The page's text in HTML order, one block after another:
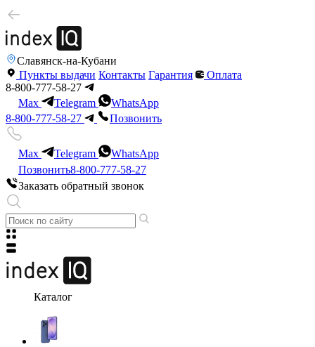
Славянск-на-Кубани
Пункты выдачи Контакты Гарантия
Оплата
8-800-777-58-27
Max
Telegram
WhatsApp
8-800-777-58-27
Позвонить
Max Telegram
WhatsApp
Позвонить8-800-777-58-27
Заказать обратный звонок
Каталог